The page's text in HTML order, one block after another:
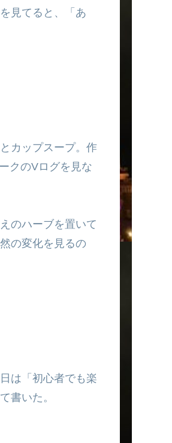
見てると、「あ
カップスープ。作
クのVログを見な
のハーブを置いて
の変化を見るの
は「初心者でも楽
書いた。